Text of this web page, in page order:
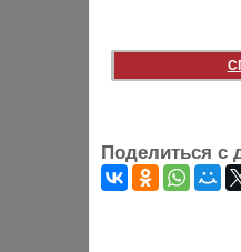
Поделиться с